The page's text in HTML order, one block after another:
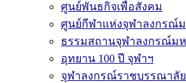
ศูนย์พันธกิจเพื่อสังคม
ศูนย์กีฬาแห่งจุฬาลงกรณ์
ธรรมสถานจุฬาลงกรณ์ม
อุทยาน 100 ปี จุฬาฯ
จุฬาลงกรณ์ราชบรรณาลัย